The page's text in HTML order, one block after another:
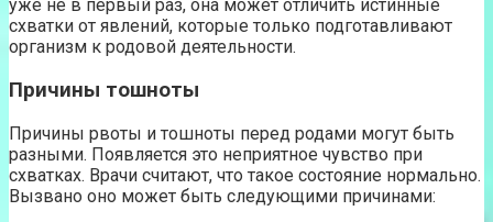
уже не в первый раз, она может отличить истинные
схватки от явлений, которые только подготавливают
организм к родовой деятельности.
Причины тошноты
Причины рвоты и тошноты перед родами могут быть
разными. Появляется это неприятное чувство при
схватках. Врачи считают, что такое состояние нормально.
Вызвано оно может быть следующими причинами: